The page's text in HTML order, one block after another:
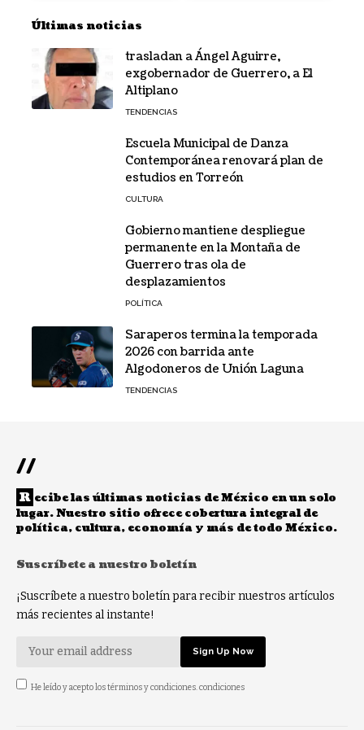
Últimas noticias
trasladan a Ángel Aguirre,
exgobernador de Guerrero, a El
Altiplano
TENDENCIAS
Escuela Municipal de Danza
Contemporánea renovará plan de
estudios en Torreón
CULTURA
Gobierno mantiene despliegue
permanente en la Montaña de
Guerrero tras ola de
desplazamientos
POLÍTICA
Saraperos termina la temporada
2026 con barrida ante
Algodoneros de Unión Laguna
TENDENCIAS
//
R ecibe las últimas noticias de México en un solo
lugar. Nuestro sitio ofrece cobertura integral de
política, cultura, economía y más de todo México.
Suscríbete a nuestro boletín
¡Suscríbete a nuestro boletín para recibir nuestros artículos
más recientes al instante!
He leído y acepto los términos y condiciones. condiciones